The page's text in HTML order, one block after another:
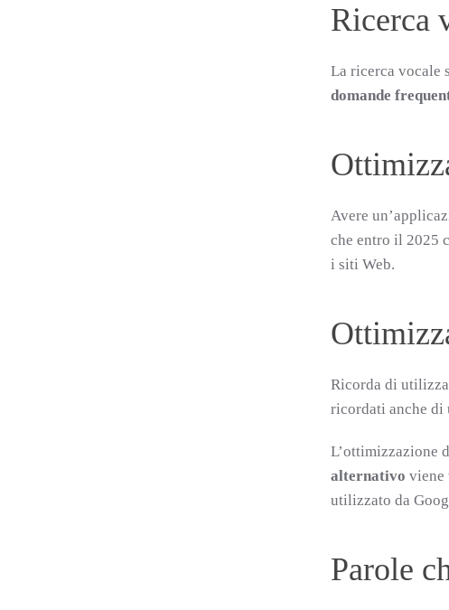
Ricerca
La ricerca vocale
domande
Avere
che entro il 2025
i siti Web.
Ricorda di
ricordati anche di
L’ottimizzazione
alternativo viene
utilizzato da
Parole